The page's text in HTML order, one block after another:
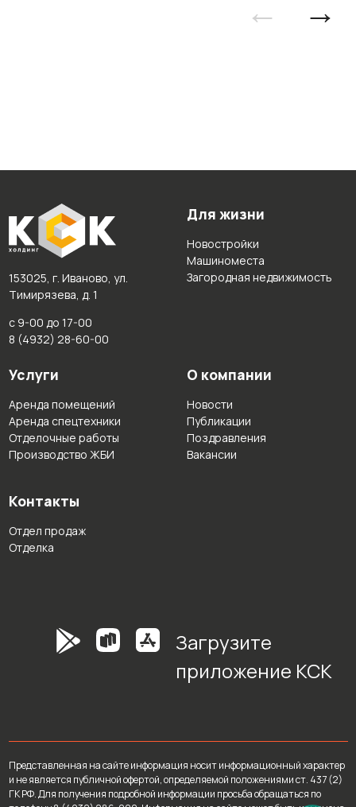
← →
153025, г. Иваново, ул.
Тимирязева, д. 1
с 9-00 до 17-00
8 (4932) 28-60-00
Для жизни
Новостройки
Машиноместа
Загородная недвижимость
Услуги
Аренда помещений
Аренда спецтехники
Отделочные работы
Производство ЖБИ
О компании
Новости
Публикации
Поздравления
Вакансии
Контакты
Отдел продаж
Отделка
Загрузите
приложение КСК
Представленная на сайте информация носит информационный характер
и не является публичной офертой, определяемой положениями ст. 437 (2)
ГК РФ. Для получения подробной информации просьба обращаться по